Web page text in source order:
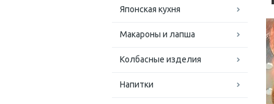
Японская кухня
Макароны и лапша
Колбасные изделия
Напитки